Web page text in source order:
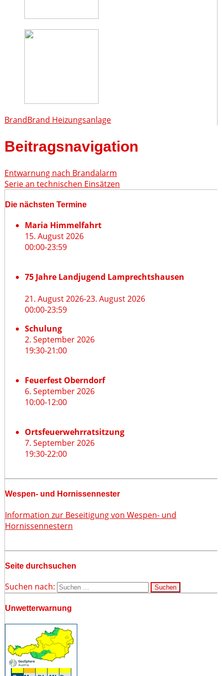
BrandBrand Heizungsanlage
Beitragsnavigation
Entwarnung nach Brandalarm
Serie an technischen Einsätzen
Die nächsten Termine
Maria Himmelfahrt
15. August 2026
00:00-23:59
75 Jahre Landjugend Lamprechtshausen
21. August 2026-23. August 2026
00:00-23:59
Schulung
2. September 2026
19:30-21:00
Feuerfest Oberndorf
6. September 2026
10:00-12:00
Ortsfeuerwehrratsitzung
7. September 2026
19:30-22:00
Wespen- und Hornissennester
Information zur Beseitigung von Wespen- und
Hornissennestern
Seite durchsuchen
Suchen nach:
Unwetterwarnung